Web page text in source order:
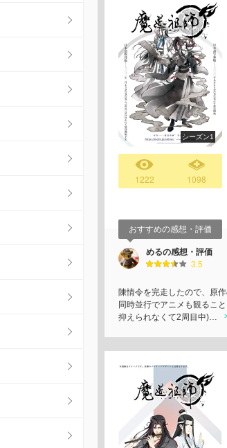
シーズン1
1222 1098
おすすめの感想・評価
めるの感想・評価
3.5
陳情令を完走したので、原
同時並行でアニメも観るこ
抑えられなくて2周目中)…